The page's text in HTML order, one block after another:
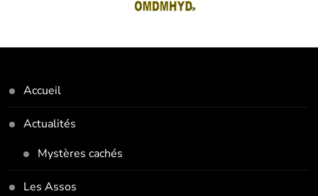
Accueil
Actualités
Mystères cachés
Les Assos